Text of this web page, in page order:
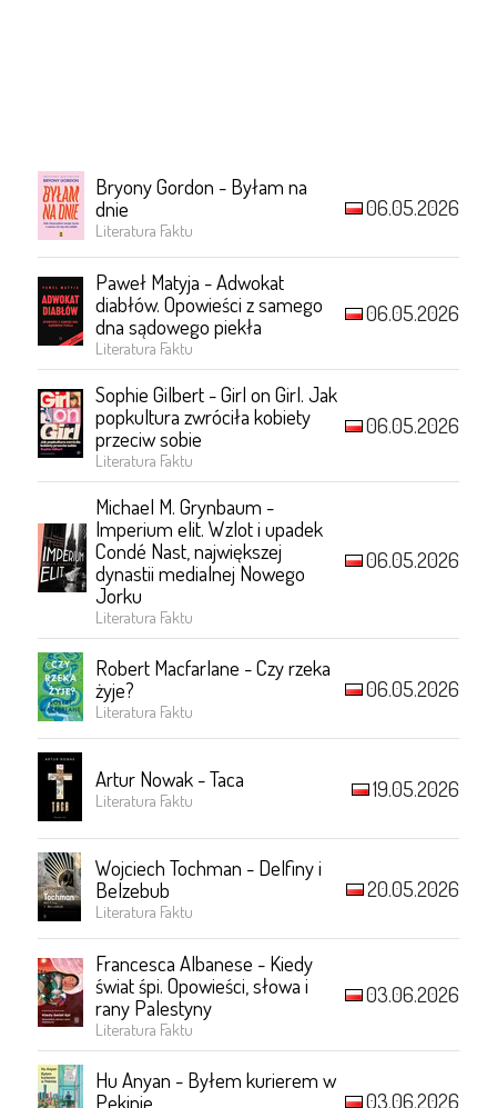
Bryony Gordon - Byłam na
dnie
Literatura Faktu
06.05.2026
Paweł Matyja - Adwokat
diabłów. Opowieści z samego
dna sądowego piekła
Literatura Faktu
06.05.2026
Sophie Gilbert - Girl on Girl. Jak
popkultura zwróciła kobiety
przeciw sobie
Literatura Faktu
06.05.2026
Michael M. Grynbaum -
Imperium elit. Wzlot i upadek
Condé Nast, największej
dynastii medialnej Nowego
Jorku
Literatura Faktu
06.05.2026
Robert Macfarlane - Czy rzeka
żyje?
Literatura Faktu
06.05.2026
Artur Nowak - Taca
Literatura Faktu 19.05.2026
Wojciech Tochman - Delfiny i
Belzebub
Literatura Faktu
20.05.2026
Francesca Albanese - Kiedy
świat śpi. Opowieści, słowa i
rany Palestyny
Literatura Faktu
03.06.2026
Hu Anyan - Byłem kurierem w
Pekinie
03.06.2026